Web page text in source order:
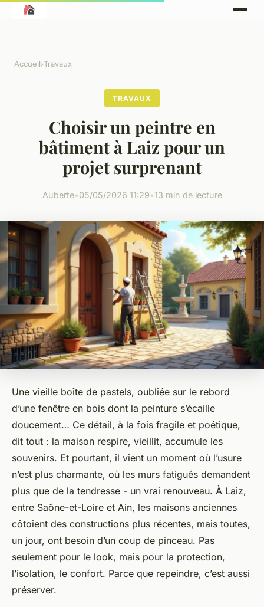
Accueil›Travaux
TRAVAUX
Choisir un peintre en
bâtiment à Laiz pour un
projet surprenant
Auberte•05/05/2026 11:29•13 min de lecture
Une vieille boîte de pastels, oubliée sur le rebord
d’une fenêtre en bois dont la peinture s’écaille
doucement… Ce détail, à la fois fragile et poétique,
dit tout : la maison respire, vieillit, accumule les
souvenirs. Et pourtant, il vient un moment où l’usure
n’est plus charmante, où les murs fatigués demandent
plus que de la tendresse - un vrai renouveau. À Laiz,
entre Saône-et-Loire et Ain, les maisons anciennes
côtoient des constructions plus récentes, mais toutes,
un jour, ont besoin d’un coup de pinceau. Pas
seulement pour le look, mais pour la protection,
l’isolation, le confort. Parce que repeindre, c’est aussi
préserver.